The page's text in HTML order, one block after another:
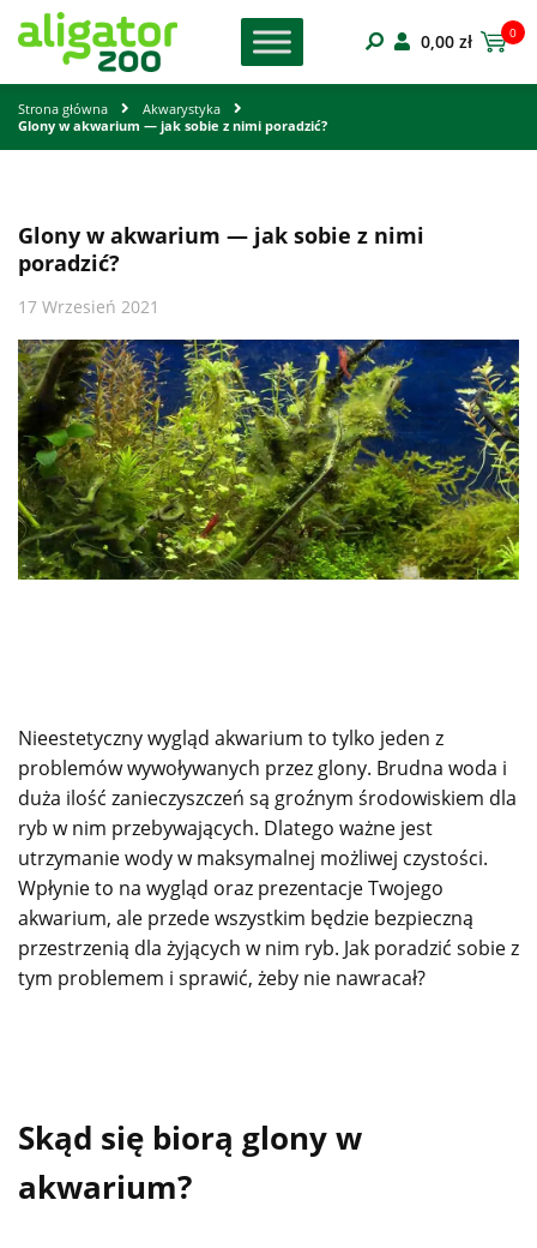
0,00 zł 0
Strona główna
Akwarystyka
Glony w akwarium — jak sobie z nimi poradzić?
Glony w akwarium — jak sobie z nimi
poradzić?
17 Wrzesień 2021
Nieestetyczny wygląd akwarium to tylko jeden z
problemów wywoływanych przez glony. Brudna woda i
duża ilość zanieczyszczeń są groźnym środowiskiem dla
ryb w nim przebywających. Dlatego ważne jest
utrzymanie wody w maksymalnej możliwej czystości.
Wpłynie to na wygląd oraz prezentacje Twojego
akwarium, ale przede wszystkim będzie bezpieczną
przestrzenią dla żyjących w nim ryb. Jak poradzić sobie z
tym problemem i sprawić, żeby nie nawracał?
Skąd się biorą glony w
akwarium?